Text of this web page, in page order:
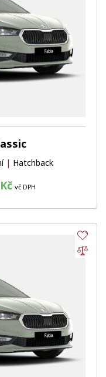
| Hatchback
vč DPH